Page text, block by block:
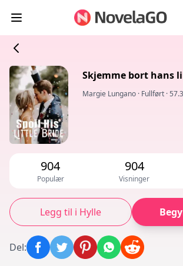
Skjemme bort hans
Margie Lungano · Fullført ·
904
Populær
904
Visninger
Legg til i Hylle
Del: